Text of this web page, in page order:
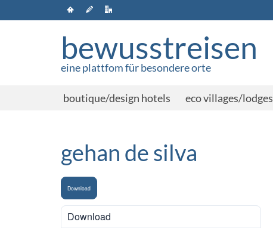
bewusstreisen
eine plattfom für besondere orte
boutique/design hotels eco villages/lodges
gehan de silva
Download
Download